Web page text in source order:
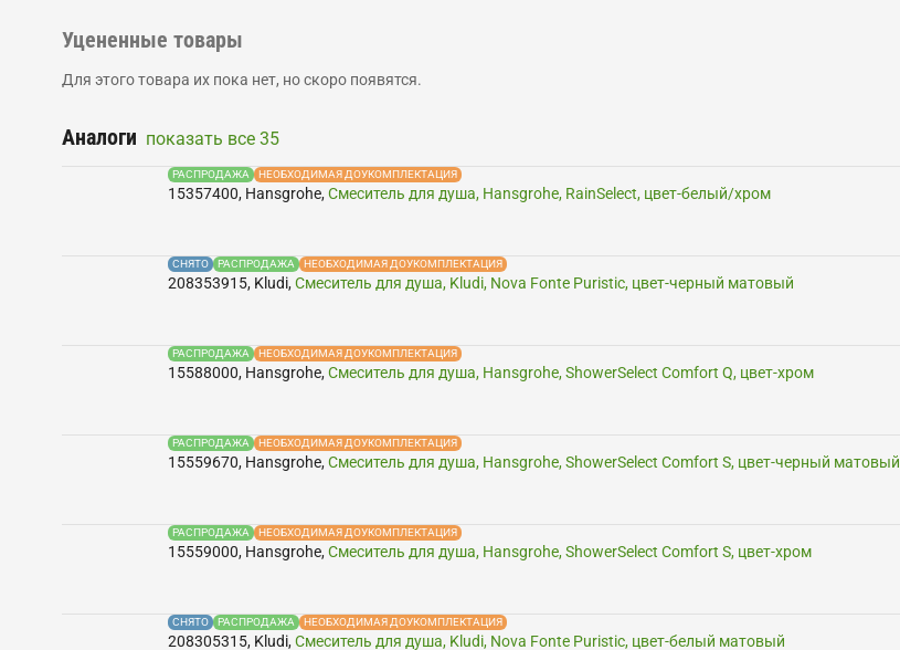
Уцененные товары
Для этого товара их пока нет, но скоро появятся.
Аналоги показать все 35
РАСПРОДАЖА НЕОБХОДИМАЯ ДОУКОМПЛЕКТАЦИЯ
15357400, Hansgrohe,Смеситель для душа, Hansgrohe, RainSelect, цвет-белый/хром
СНЯТО РАСПРОДАЖА НЕОБХОДИМАЯ ДОУКОМПЛЕКТАЦИЯ
208353915, Kludi,Смеситель для душа, Kludi, Nova Fonte Puristic, цвет-черный матовый
РАСПРОДАЖА НЕОБХОДИМАЯ ДОУКОМПЛЕКТАЦИЯ
15588000, Hansgrohe,Смеситель для душа, Hansgrohe, ShowerSelect Comfort Q, цвет-хром
РАСПРОДАЖА НЕОБХОДИМАЯ ДОУКОМПЛЕКТАЦИЯ
15559670, Hansgrohe,Смеситель для душа, Hansgrohe, ShowerSelect Comfort S, цвет-черный матовый
РАСПРОДАЖА НЕОБХОДИМАЯ ДОУКОМПЛЕКТАЦИЯ
15559000, Hansgrohe,Смеситель для душа, Hansgrohe, ShowerSelect Comfort S, цвет-хром
СНЯТО РАСПРОДАЖА НЕОБХОДИМАЯ ДОУКОМПЛЕКТАЦИЯ
208305315, Kludi,Смеситель для душа, Kludi, Nova Fonte Puristic, цвет-белый матовый